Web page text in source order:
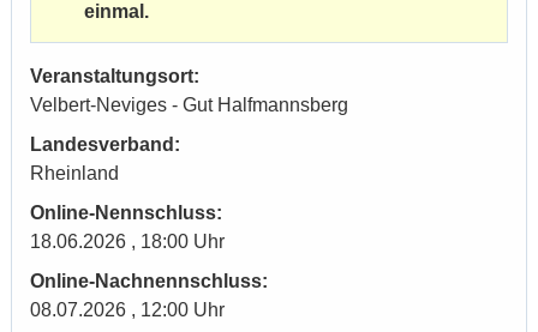
einmal.
Veranstaltungsort:
Velbert-Neviges - Gut Halfmannsberg
Landesverband:
Rheinland
Online-Nennschluss:
18.06.2026 , 18:00 Uhr
Online-Nachnennschluss:
08.07.2026 , 12:00 Uhr